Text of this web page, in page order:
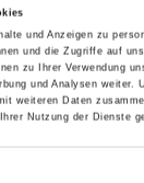
und Anzeigen zu
und die Zugriffe auf
zu Ihrer Verwendung
und Analysen weiter.
weiteren Daten
Nutzung der Dienste